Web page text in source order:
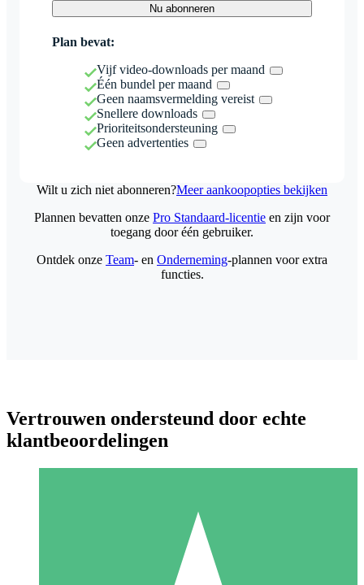
Nu abonneren
Plan bevat:
Vijf video-downloads per maand
Één bundel per maand
Geen naamsvermelding vereist
Snellere downloads
Prioriteitsondersteuning
Geen advertenties
Wilt u zich niet abonneren?Meer aankoopopties bekijken
Individuele Creditpakketten
Plannen bevatten onze Pro Standaard-licentie en zijn voor
toegang door één gebruiker.
Ontdek onze Team- en Onderneming-plannen voor extra
functies.
Vertrouwen ondersteund door echte
klantbeoordelingen